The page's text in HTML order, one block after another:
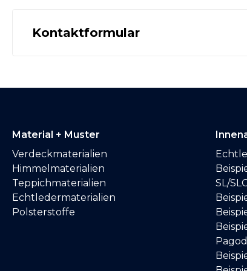
Kontaktformular
Material + Muster
Verdeckmaterialien
Himmelmaterialien
Teppichmaterialien
Echtledermaterialien
Polsterstoffe
SL/